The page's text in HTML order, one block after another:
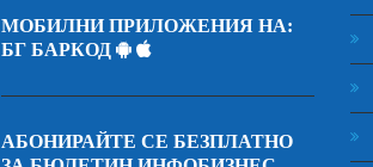
МОБИЛНИ ПРИЛОЖЕНИЯ НА:
БГ БАРКОД
АБОНИРАЙТЕ СЕ БЕЗПЛАТНО